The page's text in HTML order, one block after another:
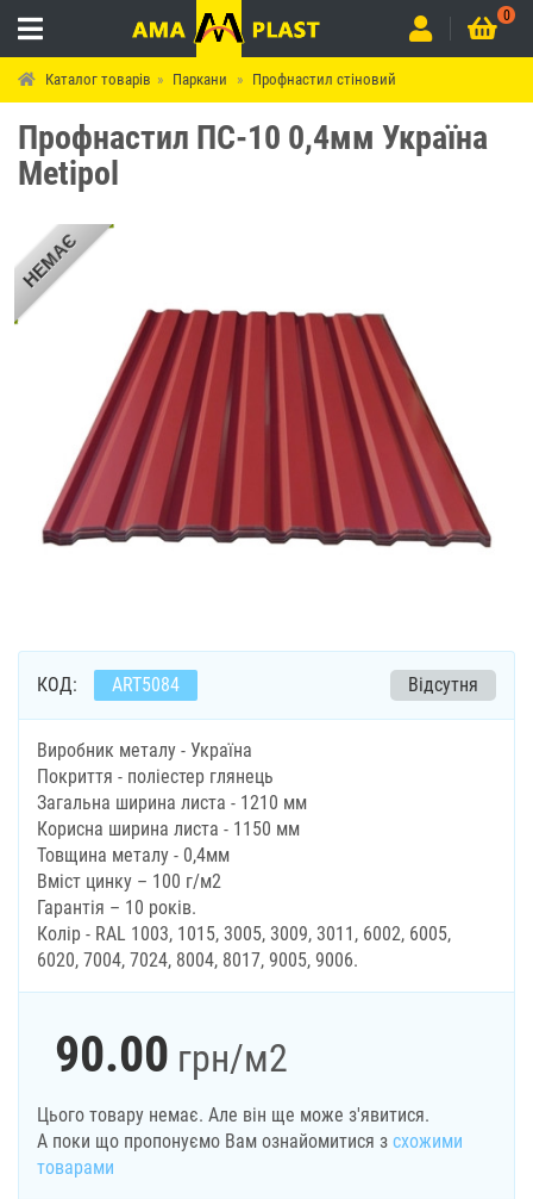
0
Каталог товарів Паркани Профнастил стіновий
Профнастил ПС-10 0,4мм Україна
Мetipol
НЕМАЄ
КОД: ART5084 Відсутня
Виробник металу - Україна
Покриття - поліестер глянець
Загальна ширина листа - 1210 мм
Корисна ширина листа - 1150 мм
Товщина металу - 0,4мм
Вміст цинку – 100 г/м2
Гарантія – 10 років.
Колір - RAL 1003, 1015, 3005, 3009, 3011, 6002, 6005,
6020, 7004, 7024, 8004, 8017, 9005, 9006.
90.00 грн/м2
Цього товару немає. Але він ще може з'явитися.
А поки що пропонуємо Вам ознайомитися з схожими
товарами